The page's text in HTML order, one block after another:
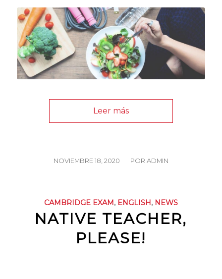
Leer más
NOVIEMBRE 18, 2020
/ POR ADMIN
CAMBRIDGE EXAM, ENGLISH, NEWS
NATIVE TEACHER,
PLEASE!